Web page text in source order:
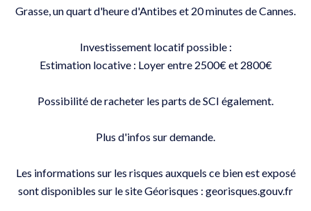
Grasse, un quart d'heure d'Antibes et 20 minutes de Cannes.
Investissement locatif possible :
Estimation locative : Loyer entre 2500€ et 2800€
Possibilité de racheter les parts de SCI également.
Plus d'infos sur demande.
Les informations sur les risques auxquels ce bien est exposé
sont disponibles sur le site Géorisques : georisques.gouv.fr